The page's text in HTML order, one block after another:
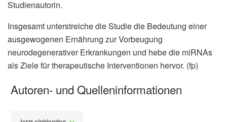
Studienautorin.
Insgesamt unterstreiche die Studie die Bedeutung einer
ausgewogenen Ernährung zur Vorbeugung
neurodegenerativer Erkrankungen und hebe die miRNAs
als Ziele für therapeutische Interventionen hervor. (fp)
Autoren- und Quelleninformationen